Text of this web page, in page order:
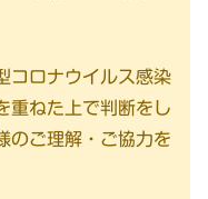
コロナウイルス感染
重ねた上で判断をし
のご理解・ご協力を